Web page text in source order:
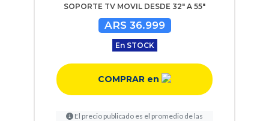
SOPORTE TV MOVIL DESDE 32" A 55"
ARS 36.999
En STOCK
COMPRAR en
El precio publicado es el promedio de las